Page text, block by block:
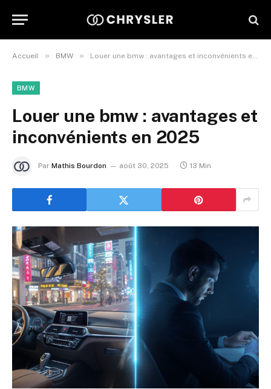
Accueil » BMW » Louer une bmw : avantages et inconvénients en 2025
BMW
Louer une bmw : avantages et
inconvénients en 2025
Par Mathis Bourdon août 30, 2025 13 Min